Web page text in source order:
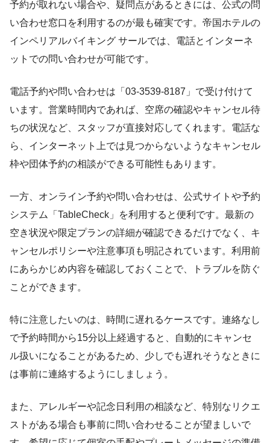
予約が取れない場合や、疑問点があるときには、公式の問
い合わせ窓口を利用するのが最も確実です。帝国ホテルの
インペリアルバイキング サールでは、電話とインターネ
ットでの問い合わせが可能です。
電話予約や問い合わせは「03-3539-8187」で受け付けて
います。営業時間内であれば、空席の確認やキャンセル待
ちの状況など、スタッフが直接対応してくれます。電話な
ら、インターネット上では見つからないようなキャンセル
枠や団体予約の相談ができる可能性もあります。
一方、オンライン予約や問い合わせは、公式サイトや予約
システム「TableCheck」を利用すると便利です。最新の
空き状況や限定プランの詳細が確認できるだけでなく、キ
ャンセルポリシーや注意事項も明記されています。利用前
にあらかじめ内容を確認しておくことで、トラブルを防ぐ
ことができます。
特に注意したいのは、時間に遅れるケースです。連絡なし
で予約時間から15分以上経過すると、自動的にキャンセ
ル扱いになることがあるため、少しでも遅れそうなときに
は事前に連絡するようにしましょう。
また、アレルギーや記念日利用の相談など、特別なリクエ
ストがある場合も事前に問い合わせることが望ましいで